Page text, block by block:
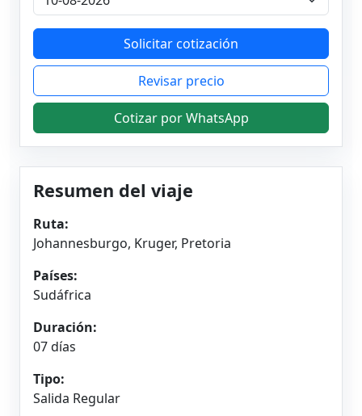
Resumen del viaje
Ruta:
Johannesburgo, Kruger, Pretoria
Países:
Sudáfrica
Duración:
07 días
Tipo:
Salida Regular
Solicitar cotización
Revisar precio
Cotizar por WhatsApp